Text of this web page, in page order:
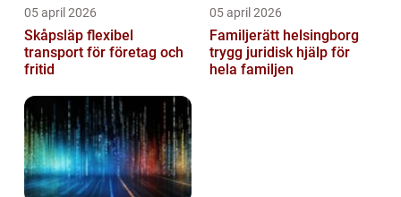
05 april 2026
Skåpsläp flexibel
transport för företag och
fritid
05 april 2026
Familjerätt helsingborg
trygg juridisk hjälp för
hela familjen